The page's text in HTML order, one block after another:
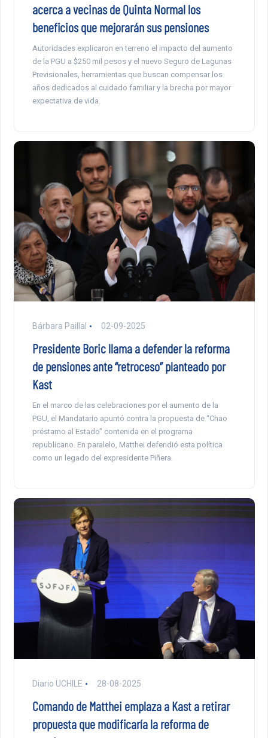
acerca a vecinas de Quinta Normal los
beneficios que mejorarán sus pensiones
Autoridades explicaron en terreno el impacto del aumento
de la PGU a $250 mil pesos y el nuevo Seguro de Lagunas
Previsionales, herramientas que buscan compensar los
años dedicados al cuidado familiar y la brecha por mayor
expectativa de vida.
Bárbara Paillal 02-09-2025
Presidente Boric llama a defender la reforma
de pensiones ante “retroceso” planteado por
Kast
En el marco de las celebraciones por el aumento de la
PGU, el Mandatario apuntó contra la propuesta de “Chao
préstamo al Estado” contenida en el programa
republicano. En paralelo, Matthei defendió esta política
como un legado del expresidente Piñera.
Diario UCHILE 28-08-2025
Comando de Matthei emplaza a Kast a retirar
propuesta que modificaría la reforma de